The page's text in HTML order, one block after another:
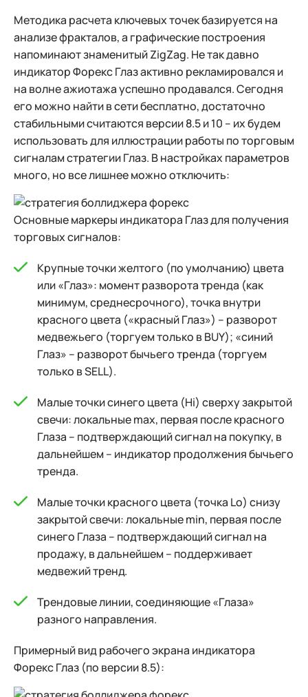
Методика расчета ключевых точек базируется на
анализе фракталов, а графические построения
напоминают знаменитый ZigZag. Не так давно
индикатор Форекс Глаз активно рекламировался и
на волне ажиотажа успешно продавался. Сегодня
его можно найти в сети бесплатно, достаточно
стабильными считаются версии 8.5 и 10 – их будем
использовать для иллюстрации работы по торговым
сигналам стратегии Глаз. В настройках параметров
много, но все лишнее можно отключить:
Основные маркеры индикатора Глаз для получения
торговых сигналов:
Крупные точки желтого (по умолчанию) цвета
или «Глаз»: момент разворота тренда (как
минимум, среднесрочного), точка внутри
красного цвета («красный Глаз») – разворот
медвежьего (торгуем только в BUY); «синий
Глаз» – разворот бычьего тренда (торгуем
только в SELL).
Малые точки синего цвета (Hi) сверху закрытой
свечи: локальные max, первая после красного
Глаза – подтверждающий сигнал на покупку, в
дальнейшем – индикатор продолжения бычьего
тренда.
Малые точки красного цвета (точка Lo) снизу
закрытой свечи: локальные min, первая после
синего Глаза – подтверждающий сигнал на
продажу, в дальнейшем – поддерживает
медвежий тренд.
Трендовые линии, соединяющие «Глаза»
разного направления.
Примерный вид рабочего экрана индикатора
Форекс Глаз (по версии 8.5):